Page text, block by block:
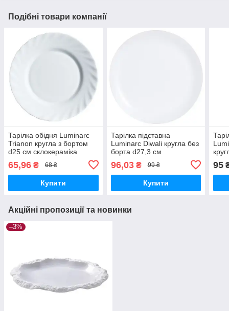
Подібні товари компанії
Тарілка обідня Luminarc
Trianon кругла з бортом
d25 см склокераміка
65,96 ₴ 68 ₴
Купити
Тарілка підставна
Luminarc Diwali кругла без
борта d27,3 см
(7360D/3604N)
96,03₴ 99 ₴
Купити
95
Акційні пропозиції та новинки
–3%